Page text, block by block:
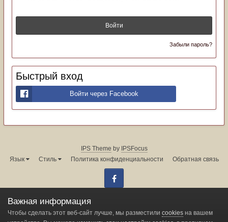
Войти
Забыли пароль?
Быстрый вход
Войти через Facebook
IPS Theme by IPSFocus
Язык
Стиль Политика конфиденциальности Обратная связь
Администрация форума:
Powered by Invision Community
Важная информация
Чтобы сделать этот веб-сайт лучше, мы разместили cookies на вашем